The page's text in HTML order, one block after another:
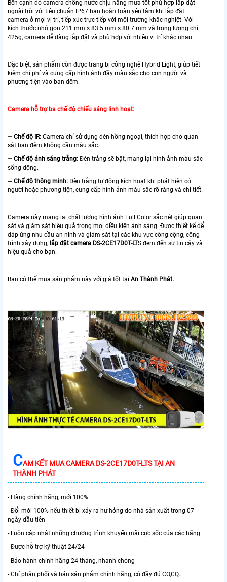
Bên cạnh đó camera chống nước chịu nắng mưa tốt phù hợp lắp đặt
ngoài trời với tiêu chuẩn IP67 bạn hoàn toàn yên tâm khi lắp đặt
camera ở mọi vị trí, tiếp xúc trực tiếp với môi trường khắc nghiệt. Với
kích thước nhỏ gọn 211 mm × 83.5 mm × 80.7 mm và trọng lượng chỉ
425g, camera dễ dàng lắp đặt và phù hợp với nhiều vị trí khác nhau.
Đặc biệt, sản phẩm còn được trang bị công nghệ Hybrid Light, giúp tiết
kiệm chi phí và cung cấp hình ảnh đầy màu sắc cho con người và
phương tiện vào ban đêm.
Camera hỗ trợ ba chế độ chiếu sáng linh hoạt:
➖ Chế độ IR: Camera chỉ sử dụng đèn hồng ngoại, thích hợp cho quan
sát ban đêm không cần màu sắc.
➖ Chế độ ánh sáng trắng: Đèn trắng sẽ bật, mang lại hình ảnh màu sắc
sống động.
➖ Chế độ thông minh: Đèn trắng tự động kích hoạt khi phát hiện có
người hoặc phương tiện, cung cấp hình ảnh màu sắc rõ ràng và chi tiết.
Camera này mang lại chất lượng hình ảnh Full Color sắc nét giúp quan
sát và giám sát hiệu quả trong mọi điều kiện ánh sáng. Được thiết kế để
đáp ứng nhu cầu an ninh và giám sát tại các khu vực công cộng, công
trình xây dựng, lắp đặt camera DS-2CE17D0T-LTS đem đến sự tin cậy và
hiệu quả cho bạn.
Bạn có thể mua sản phẩm này với giá tốt tại An Thành Phát.
CAM KẾT MUA CAMERA DS-2CE17D0T-LTS TẠI AN
THÀNH PHÁT
- Hàng chính hãng, mới 100%.
- Đổi mới 100% nếu thiết bị xảy ra hư hỏng do nhà sản xuất trong 07
ngày đầu tiên
- Luôn cập nhật những chương trình khuyến mãi cực sốc của các hãng
- Được hỗ trợ kỹ thuật 24/24
- Bảo hành chính hãng 24 tháng, nhanh chóng
- Chỉ phân phối và bán sản phẩm chính hãng, có đầy đủ CO,CQ…